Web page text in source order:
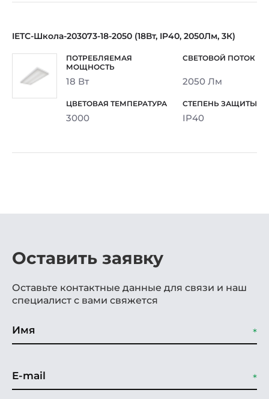
IETC-Школа-203073-18-2050 (18Вт, IP40, 2050Лм, 3К)
18 Вт 2050 Лм
3000 IP40
Оставить заявку
Оставьте контактные данные для связи и наш
специалист с вами свяжется